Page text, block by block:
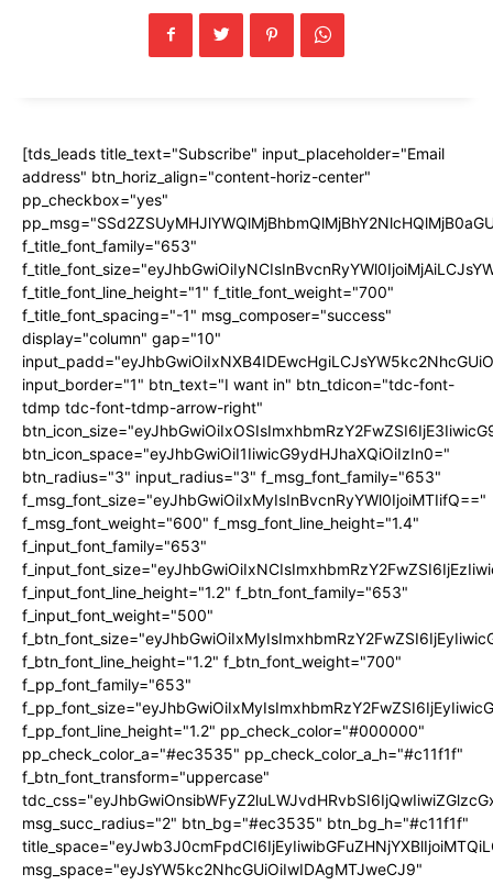
[tds_leads title_text="Subscribe" input_placeholder="Email
address" btn_horiz_align="content-horiz-center"
pp_checkbox="yes"
f_title_font_family="653"
f_title_font_line_height="1" f_title_font_weight="700"
f_title_font_spacing="-1" msg_composer="success"
display="column" gap="10"
input_border="1" btn_text="I want in" btn_tdicon="tdc-font-
tdmp tdc-font-tdmp-arrow-right"
btn_icon_space="eyJhbGwiOiI1IiwicG9ydHJhaXQiOiIzIn0="
btn_radius="3" input_radius="3" f_msg_font_family="653"
f_msg_font_size="eyJhbGwiOiIxMyIsInBvcnRyYWl0IjoiMTIifQ=="
f_msg_font_weight="600" f_msg_font_line_height="1.4"
f_input_font_family="653"
f_input_font_line_height="1.2" f_btn_font_family="653"
f_input_font_weight="500"
f_btn_font_line_height="1.2" f_btn_font_weight="700"
f_pp_font_family="653"
f_pp_font_line_height="1.2" pp_check_color="#000000"
pp_check_color_a="#ec3535" pp_check_color_a_h="#c11f1f"
f_btn_font_transform="uppercase"
msg_succ_radius="2" btn_bg="#ec3535" btn_bg_h="#c11f1f"
msg_space="eyJsYW5kc2NhcGUiOiIwIDAgMTJweCJ9"